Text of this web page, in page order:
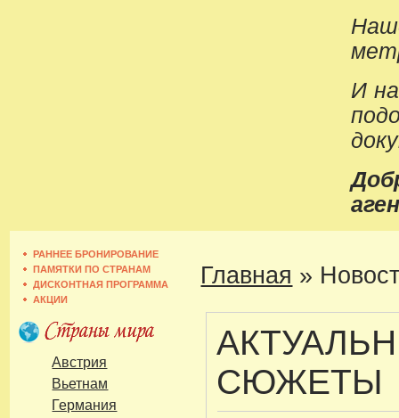
И
РАННЕЕ БРОНИРОВАНИЕ
ПАМЯТКИ ПО СТРАНАМ
ДИСКОНТНАЯ ПРОГРАММА
АКЦИИ
Австрия
Вьетнам
Германия
Главная »
СЮЖЕТЫ